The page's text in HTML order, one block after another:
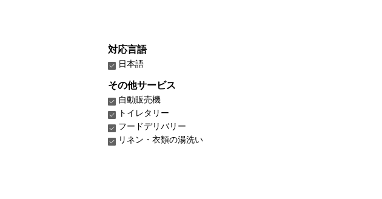
対応言語
日本語
その他サービス
自動販売機
トイレタリー
フードデリバリー
リネン・衣類の湯洗い